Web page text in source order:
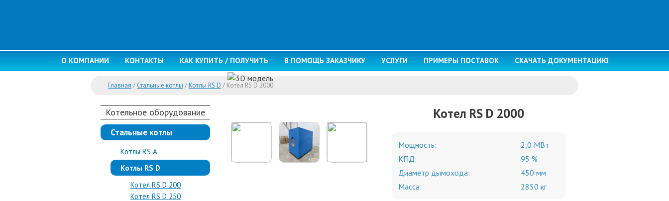
О КОМПАНИИ КОНТАКТЫ КАК КУПИТЬ / ПОЛУЧИТЬ В ПОМОЩЬ ЗАКАЗЧИКУ УСЛУГИ ПРИМЕРЫ ПОСТАВОК СКАЧАТЬ ДОКУМЕНТАЦИЮ
Главная / Стальные котлы /Котлы RS D / Котел RS D 2000
Котельное оборудование
Стальные котлы
Котлы RS A
Котлы RS D
Котел RS D 200
Котел RS D 250
Котел RS D 2000
Мощность:
2,0 МВт
КПД:
95 %
Диаметр дымохода:
450 мм
Масса:
2850 кг